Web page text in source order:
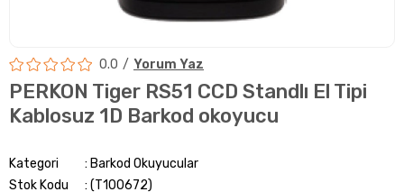
0.0 Yorum Yaz
PERKON Tiger RS51 CCD Standlı El Tipi
Kablosuz 1D Barkod okoyucu
Kategori
Barkod Okuyucular
Stok Kodu
(T100672)